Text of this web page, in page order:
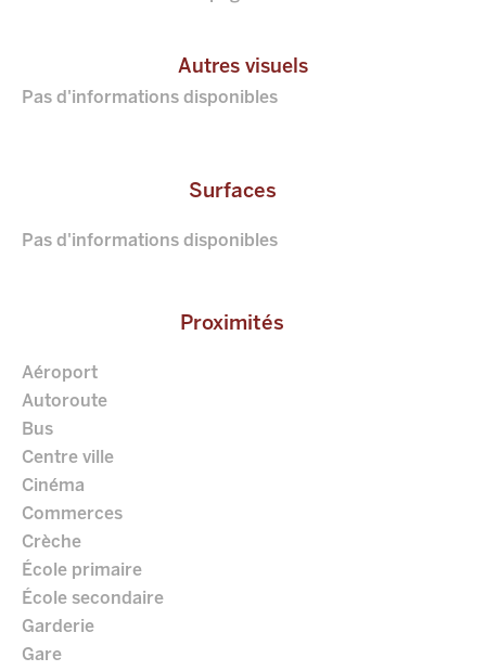
Autres visuels
Pas d'informations disponibles
Surfaces
Pas d'informations disponibles
Proximités
Aéroport
Autoroute
Bus
Centre ville
Cinéma
Commerces
Crèche
École primaire
École secondaire
Garderie
Gare